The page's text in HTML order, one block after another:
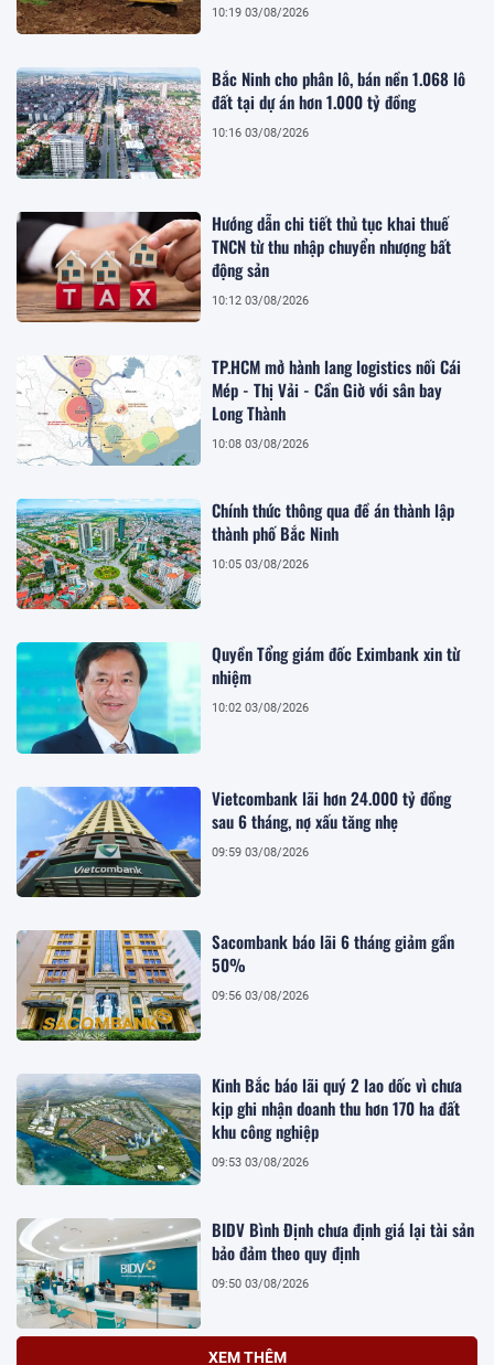
10:19 03/08/2026
Bắc Ninh cho phân lô, bán nền 1.068 lô
đất tại dự án hơn 1.000 tỷ đồng
10:16 03/08/2026
Hướng dẫn chi tiết thủ tục khai thuế
TNCN từ thu nhập chuyển nhượng bất
động sản
10:12 03/08/2026
TP.HCM mở hành lang logistics nối Cái
Mép - Thị Vải - Cần Giờ với sân bay
Long Thành
10:08 03/08/2026
Chính thức thông qua đề án thành lập
thành phố Bắc Ninh
10:05 03/08/2026
Quyền Tổng giám đốc Eximbank xin từ
nhiệm
10:02 03/08/2026
Vietcombank lãi hơn 24.000 tỷ đồng
sau 6 tháng, nợ xấu tăng nhẹ
09:59 03/08/2026
Sacombank báo lãi 6 tháng giảm gần
50%
09:56 03/08/2026
Kinh Bắc báo lãi quý 2 lao dốc vì chưa
kịp ghi nhận doanh thu hơn 170 ha đất
khu công nghiệp
09:53 03/08/2026
BIDV Bình Định chưa định giá lại tài sản
bảo đảm theo quy định
09:50 03/08/2026
XEM THÊM